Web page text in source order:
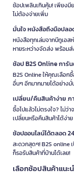
ช้อปเพลินเกินคุ้ม! เพียง
ไม่ต้องจ่ายเพิ่ม
มั่นใจ หนังสือถึงมือปล
หนังสือทุกเล่มจากบีทูเอส
หายระหว่างจัดส่ง พร้อ
ช้อป B2S Online การั
B2S Online ให้คุณเลือกซื้
อื่นๆ อีกมากมายได้อย่าง
เปลี่ยน/คืนสินค้าง่าย ภ
ซื้อไปแล้วไม่ตรงใจ? ไม่
เปลี่ยนหรือคืนสินค้าได้ง่า
ช้อปออนไลน์ได้ตลอด
สะดวกสุดๆ! B2S online
ก็รอรับสินค้าที่บ้านได้เลย!
เลือกช้อปสินค้าแนะ